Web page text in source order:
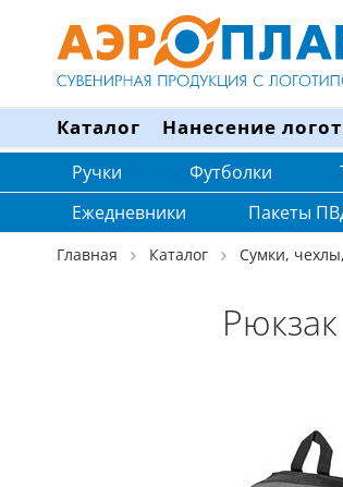
Каталог Нанесение
Ручки Футболки
Ежедневники
Пакеты
Главная Каталог Сумки,